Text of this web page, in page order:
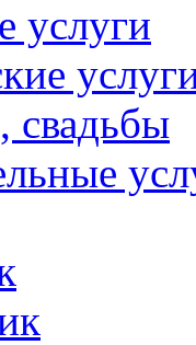
услуги
свадьбы